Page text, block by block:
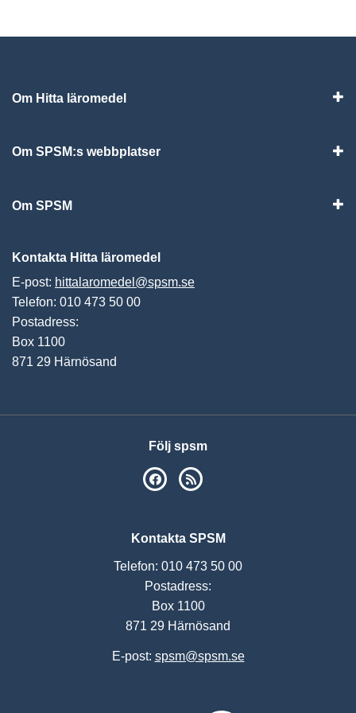
Om Hitta läromedel
Om SPSM:s webbplatser
Om SPSM
Kontakta Hitta läromedel
E-post: hittalaromedel@spsm.se
Telefon: 010 473 50 00
Postadress:
Box 1100
871 29 Härnösand
Följ spsm
SPSM på Facebook
Kontakta SPSM
Telefon: 010 473 50 00
Postadress:
Box 1100
871 29 Härnösand
E-post: spsm@spsm.se